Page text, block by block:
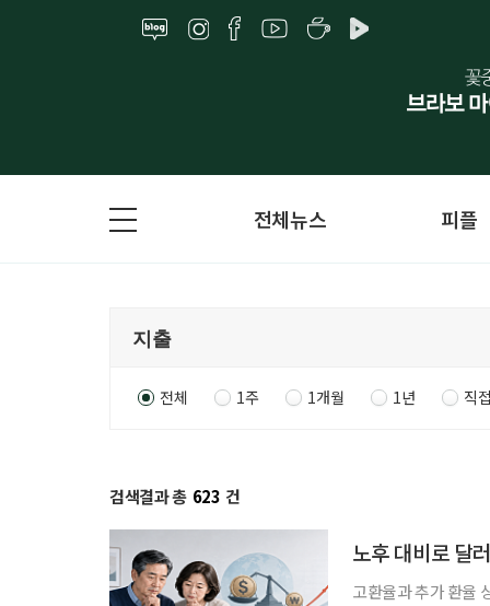
전체뉴스 피플
전체 1주 1개월 1년 직
검색결과 총 623 건
노후 대비로 달
고환율과 추가 환율